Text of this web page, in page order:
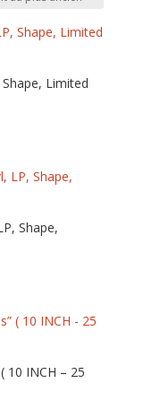
Limited
Shape,
10 INCH – 25